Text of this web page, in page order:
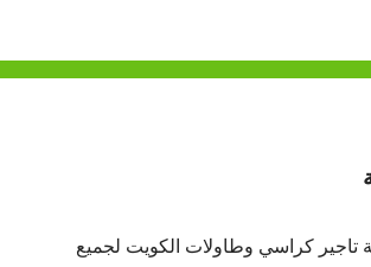
تاجير كراسي وطاولات الكويت لجميع